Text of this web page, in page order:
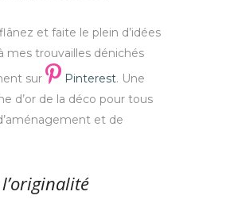
et faite le plein d’idées
mes trouvailles dénichés
sur
Pinterest. Une
d’or de la déco pour tous
et de
l’originalité